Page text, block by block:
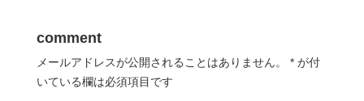
comment
メールアドレスが公開されることはありません。 * が付
いている欄は必須項目です